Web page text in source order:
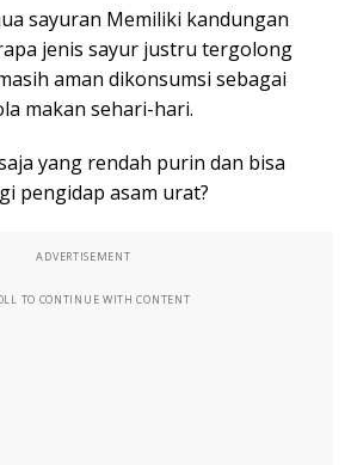
sayuran Memiliki kandungan
jenis sayur justru tergolong
aman dikonsumsi sebagai
makan sehari-hari.
yang rendah purin dan bisa
pengidap asam urat?
ADVERTISEMENT
TO CONTINUE WITH CONTENT